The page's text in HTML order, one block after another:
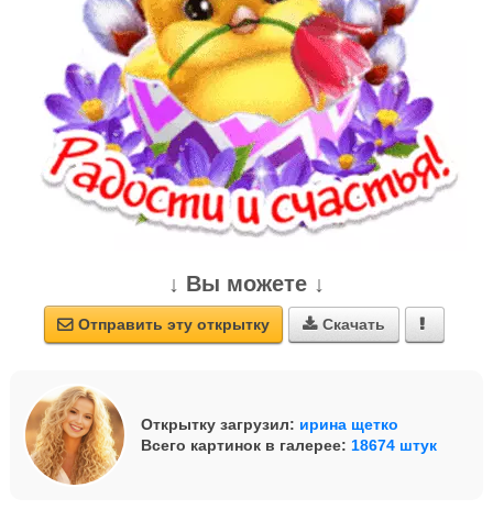
↓ Вы можете ↓
 Отправить эту открытку  Скачать 
Открытку загрузил: ирина щетко
Всего картинок в галерее: 18674 штук